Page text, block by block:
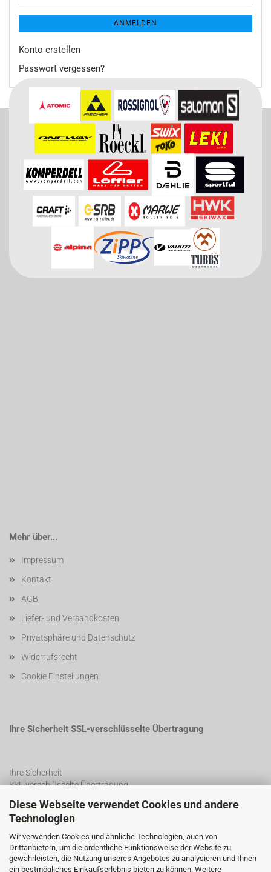
Diese Webseite verwendet Cookies und andere
Technologien
Wir verwenden Cookies und ähnliche Technologien, auch von
Drittanbietern, um die ordentliche Funktionsweise der Website zu
gewährleisten, die Nutzung unseres Angebotes zu analysieren und Ihnen
ein bestmögliches Einkaufserlebnis bieten zu können. Weitere
ANMELDEN
Konto erstellen
Passwort vergessen?
Mehr über...
Impressum
Kontakt
AGB
Liefer- und Versandkosten
Privatsphäre und Datenschutz
Widerrufsrecht
Cookie Einstellungen
Ihre Sicherheit SSL-verschlüsselte Übertragung
Ihre Sicherheit
SSL-verschlüsselte Übertragung
SSL Certificate